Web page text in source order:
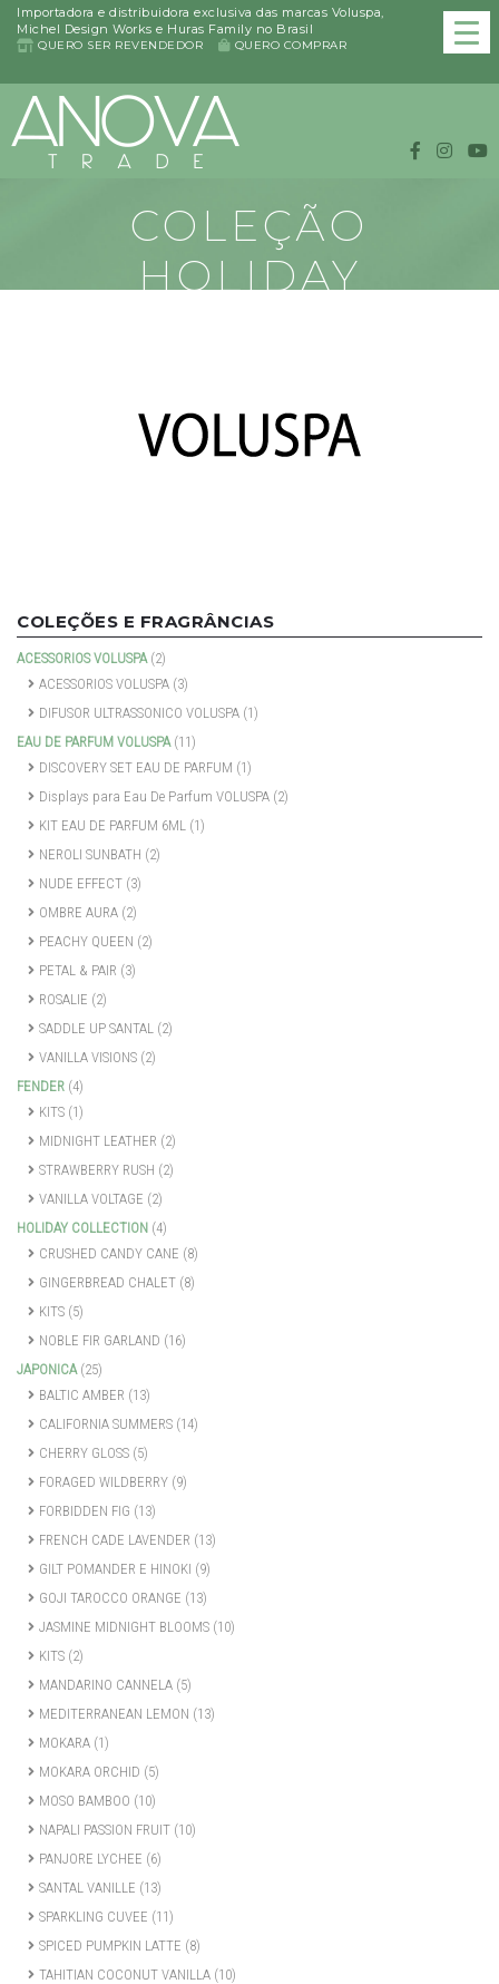
Importadora e distribuidora exclusiva das marcas Voluspa,
Michel Design Works e Huras Family no Brasil
QUERO SER REVENDEDOR QUERO COMPRAR
COLEÇÃO
HOLIDAY
COLEÇÕES E FRAGRÂNCIAS
ACESSORIOS VOLUSPA(2)
ACESSORIOS VOLUSPA (3)
DIFUSOR ULTRASSONICO VOLUSPA (1)
EAU DE PARFUM VOLUSPA(11)
DISCOVERY SET EAU DE PARFUM (1)
Displays para Eau De Parfum VOLUSPA (2)
KIT EAU DE PARFUM 6ML (1)
NEROLI SUNBATH (2)
NUDE EFFECT (3)
OMBRE AURA (2)
PEACHY QUEEN (2)
PETAL & PAIR (3)
ROSALIE (2)
SADDLE UP SANTAL (2)
VANILLA VISIONS (2)
FENDER (4)
KITS (1)
MIDNIGHT LEATHER (2)
STRAWBERRY RUSH (2)
VANILLA VOLTAGE (2)
HOLIDAY COLLECTION (4)
CRUSHED CANDY CANE (8)
GINGERBREAD CHALET (8)
KITS (5)
NOBLE FIR GARLAND (16)
JAPONICA(25)
BALTIC AMBER (13)
CALIFORNIA SUMMERS (14)
CHERRY GLOSS (5)
FORAGED WILDBERRY (9)
FORBIDDEN FIG (13)
FRENCH CADE LAVENDER (13)
GILT POMANDER E HINOKI (9)
GOJI TAROCCO ORANGE (13)
JASMINE MIDNIGHT BLOOMS (10)
KITS (2)
MANDARINO CANNELA (5)
MEDITERRANEAN LEMON (13)
MOKARA (1)
MOKARA ORCHID (5)
MOSO BAMBOO (10)
NAPALI PASSION FRUIT (10)
PANJORE LYCHEE (6)
SANTAL VANILLE (13)
SPARKLING CUVEE (11)
SPICED PUMPKIN LATTE (8)
TAHITIAN COCONUT VANILLA (10)